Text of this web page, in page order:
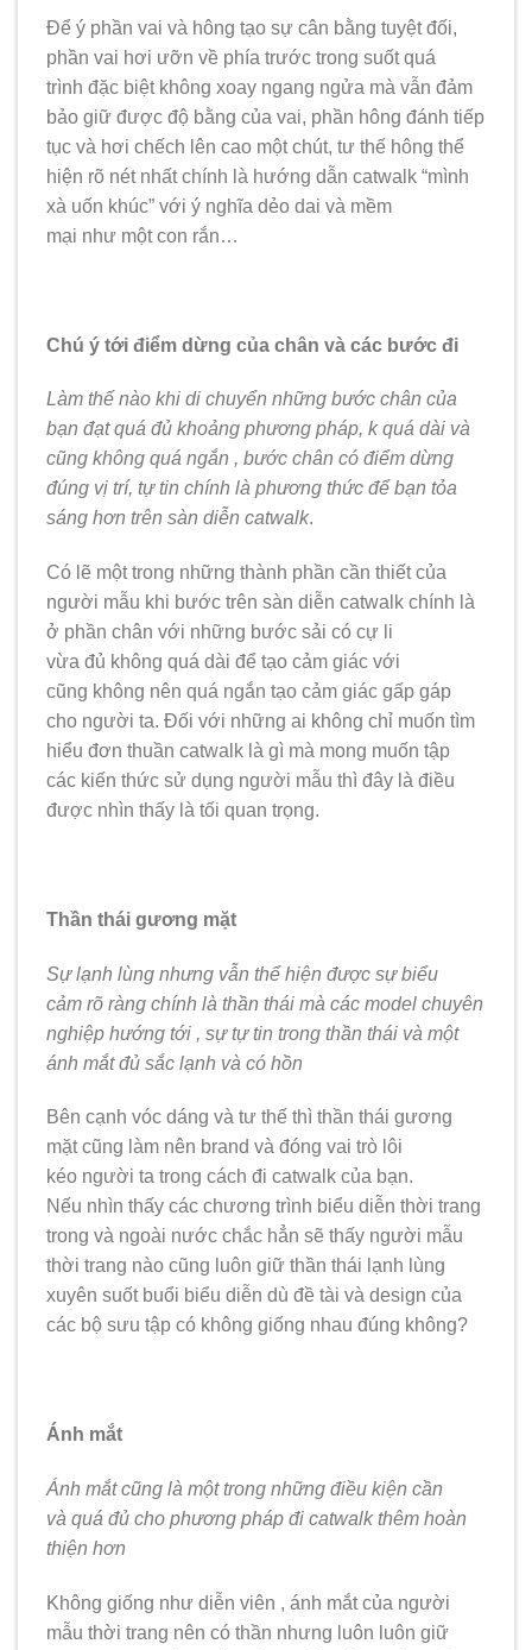
Để ý phần vai và hông tạo sự cân bằng tuyệt đối,
phần vai hơi ưỡn về phía trước trong suốt quá
trình đặc biệt không xoay ngang ngửa mà vẫn đảm
bảo giữ được độ bằng của vai, phần hông đánh tiếp
tục và hơi chếch lên cao một chút, tư thế hông thể
hiện rõ nét nhất chính là hướng dẫn catwalk “mình
xà uốn khúc” với ý nghĩa dẻo dai và mềm
mại như một con rắn…
Chú ý tới điểm dừng của chân và các bước đi
Làm thế nào khi di chuyển những bước chân của
bạn đạt quá đủ khoảng phương pháp, k quá dài và
cũng không quá ngắn , bước chân có điểm dừng
đúng vị trí, tự tin chính là phương thức để bạn tỏa
sáng hơn trên sàn diễn catwalk.
Có lẽ một trong những thành phần cần thiết của
người mẫu khi bước trên sàn diễn catwalk chính là
ở phần chân với những bước sải có cự li
vừa đủ không quá dài để tạo cảm giác với
cũng không nên quá ngắn tạo cảm giác gấp gáp
cho người ta. Đối với những ai không chỉ muốn tìm
hiểu đơn thuần catwalk là gì mà mong muốn tập
các kiến thức sử dụng người mẫu thì đây là điều
được nhìn thấy là tối quan trọng.
Thần thái gương mặt
Sự lạnh lùng nhưng vẫn thể hiện được sự biểu
cảm rõ ràng chính là thần thái mà các model chuyên
nghiệp hướng tới , sự tự tin trong thần thái và một
ánh mắt đủ sắc lạnh và có hồn
Bên cạnh vóc dáng và tư thế thì thần thái gương
mặt cũng làm nên brand và đóng vai trò lôi
kéo người ta trong cách đi catwalk của bạn.
Nếu nhìn thấy các chương trình biểu diễn thời trang
trong và ngoài nước chắc hẳn sẽ thấy người mẫu
thời trang nào cũng luôn giữ thần thái lạnh lùng
xuyên suốt buổi biểu diễn dù đề tài và design của
các bộ sưu tập có không giống nhau đúng không?
Ánh mắt
Ánh mắt cũng là một trong những điều kiện cần
và quá đủ cho phương pháp đi catwalk thêm hoàn
thiện hơn
Không giống như diễn viên , ánh mắt của người
mẫu thời trang nên có thần nhưng luôn luôn giữ